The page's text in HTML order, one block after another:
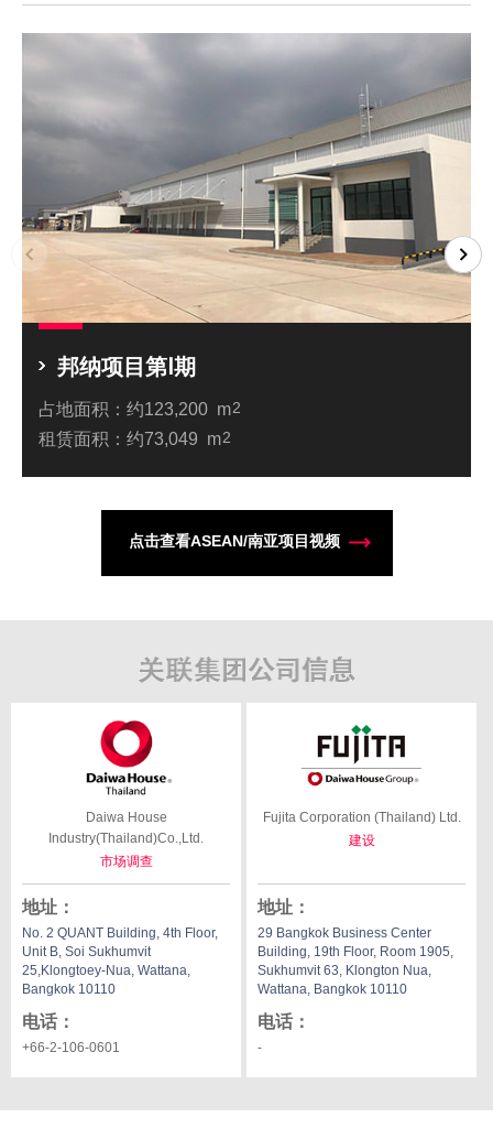
邦纳项目第Ⅰ期
占地面积： 约123,200 m2
租赁面积： 约73,049 m2
点击查看ASEAN/南亚项目视频
Daiwa House
Industry(Thailand)Co.,Ltd.
市场调查
地址 ：
No. 2 QUANT Building, 4th Floor,
Unit B, Soi Sukhumvit
25,Klongtoey-Nua, Wattana,
Bangkok 10110
电话 ：
+66-2-106-0601
Fujita Corporation (Thailand) Ltd.
建设
地址 ：
29 Bangkok Business Center
Building, 19th Floor, Room 1905,
Sukhumvit 63, Klongton Nua,
Wattana, Bangkok 10110
电话 ：
-